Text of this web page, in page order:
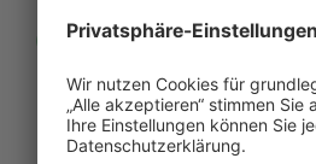
Enter — Full-Service
Weser Netz GmbH,
Elektromeisterbetriebe
Wartung inklusive.